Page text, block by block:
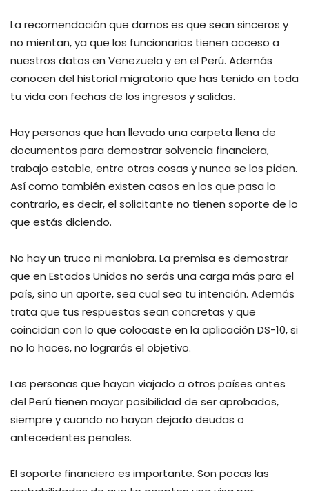
La recomendación que damos es que sean sinceros y
no mientan, ya que los funcionarios tienen acceso a
nuestros datos en Venezuela y en el Perú. Además
conocen del historial migratorio que has tenido en toda
tu vida con fechas de los ingresos y salidas.
Hay personas que han llevado una carpeta llena de
documentos para demostrar solvencia financiera,
trabajo estable, entre otras cosas y nunca se los piden.
Así como también existen casos en los que pasa lo
contrario, es decir, el solicitante no tienen soporte de lo
que estás diciendo.
No hay un truco ni maniobra. La premisa es demostrar
que en Estados Unidos no serás una carga más para el
país, sino un aporte, sea cual sea tu intención. Además
trata que tus respuestas sean concretas y que
coincidan con lo que colocaste en la aplicación DS-10, si
no lo haces, no lograrás el objetivo.
Las personas que hayan viajado a otros países antes
del Perú tienen mayor posibilidad de ser aprobados,
siempre y cuando no hayan dejado deudas o
antecedentes penales.
El soporte financiero es importante. Son pocas las